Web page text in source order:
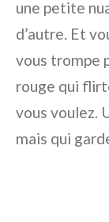
une petite
d’autre. Et
vous trompe
rouge qui
vous voulez.
mais qui